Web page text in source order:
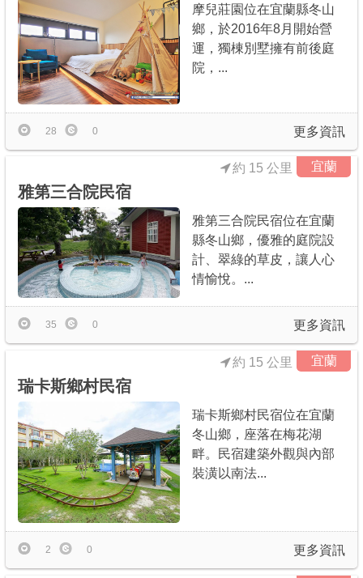
摩兒莊園位在宜蘭縣冬山
鄉，於2016年8月開始營
運，獨棟別墅擁有前後庭
院，...
更多資訊
28 0
宜蘭
雅第三合院民宿
約 15 公里
雅第三合院民宿位在宜蘭
縣冬山鄉，優雅的庭院設
計、翠綠的草皮，讓人心
情愉悅。...
更多資訊
35 0
宜蘭
瑞卡斯鄉村民宿
約 15 公里
瑞卡斯鄉村民宿位在宜蘭
冬山鄉，座落在梅花湖
畔。民宿建築外觀與內部
裝潢以南法...
更多資訊
2 0